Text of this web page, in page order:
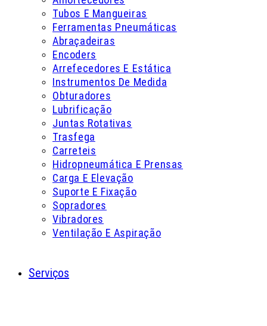
Tubos E Mangueiras
Ferramentas Pneumáticas
Abraçadeiras
Encoders
Arrefecedores E Estática
Instrumentos De Medida
Obturadores
Lubrificação
Juntas Rotativas
Trasfega
Carreteis
Hidropneumática E Prensas
Carga E Elevação
Suporte E Fixação
Sopradores
Vibradores
Ventilação E Aspiração
Serviços